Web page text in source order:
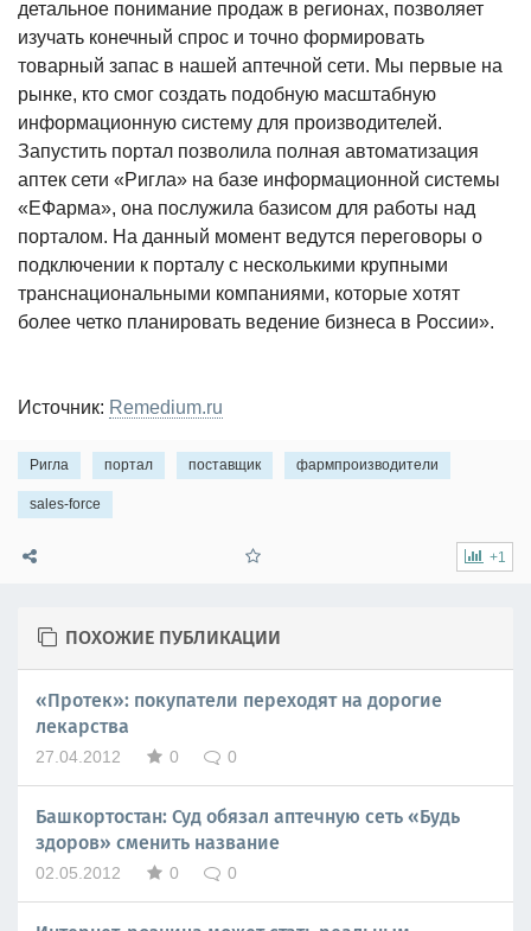
детальное понимание продаж в регионах, позволяет
изучать конечный спрос и точно формировать
товарный запас в нашей аптечной сети. Мы первые на
рынке, кто смог создать подобную масштабную
информационную систему для производителей.
Запустить портал позволила полная автоматизация
аптек сети «Ригла» на базе информационной системы
«ЕФарма», она послужила базисом для работы над
порталом. На данный момент ведутся переговоры о
подключении к порталу с несколькими крупными
транснациональными компаниями, которые хотят
более четко планировать ведение бизнеса в России».
Источник: Remedium.ru
Ригла портал поставщик фармпроизводители
sales-force
+1
ПОХОЖИЕ ПУБЛИКАЦИИ
«Протек»: покупатели переходят на дорогие
лекарства
27.04.2012 0 0
Башкортостан: Суд обязал аптечную сеть «Будь
здоров» сменить название
02.05.2012 0 0